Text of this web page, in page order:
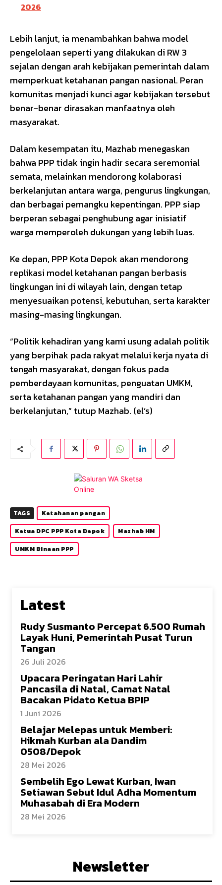
2026
Lebih lanjut, ia menambahkan bahwa model
pengelolaan seperti yang dilakukan di RW 3
sejalan dengan arah kebijakan pemerintah dalam
memperkuat ketahanan pangan nasional. Peran
komunitas menjadi kunci agar kebijakan tersebut
benar-benar dirasakan manfaatnya oleh
masyarakat.
Dalam kesempatan itu, Mazhab menegaskan
bahwa PPP tidak ingin hadir secara seremonial
semata, melainkan mendorong kolaborasi
berkelanjutan antara warga, pengurus lingkungan,
dan berbagai pemangku kepentingan. PPP siap
berperan sebagai penghubung agar inisiatif
warga memperoleh dukungan yang lebih luas.
Ke depan, PPP Kota Depok akan mendorong
replikasi model ketahanan pangan berbasis
lingkungan ini di wilayah lain, dengan tetap
menyesuaikan potensi, kebutuhan, serta karakter
masing-masing lingkungan.
“Politik kehadiran yang kami usung adalah politik
yang berpihak pada rakyat melalui kerja nyata di
tengah masyarakat, dengan fokus pada
pemberdayaan komunitas, penguatan UMKM,
serta ketahanan pangan yang mandiri dan
berkelanjutan,” tutup Mazhab. (el’s)
TAGS
Ketahanan pangan
Ketua DPC PPP Kota Depok
Mazhab HM
UMKM Binaan PPP
Latest
Rudy Susmanto Percepat 6.500 Rumah
Layak Huni, Pemerintah Pusat Turun
Tangan
26 Juli 2026
Upacara Peringatan Hari Lahir
Pancasila di Natal, Camat Natal
Bacakan Pidato Ketua BPIP
1 Juni 2026
Belajar Melepas untuk Memberi:
Hikmah Kurban ala Dandim
0508/Depok
28 Mei 2026
Sembelih Ego Lewat Kurban, Iwan
Setiawan Sebut Idul Adha Momentum
Muhasabah di Era Modern
28 Mei 2026
Newsletter